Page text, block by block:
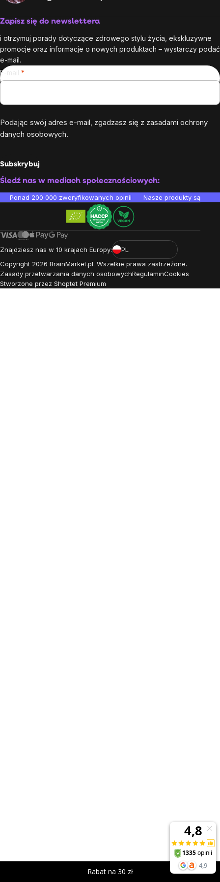
Zapisz się do newslettera
i otrzymuj porady dotyczące zdrowego stylu życia, ekskluzywne
promocje oraz informacje o nowych produktach – wystarczy podać
e-mail.
E-mail
Podając swój adres e-mail, zgadzasz się z zasadami ochrony
danych osobowych.
Subskrybuj
Śledź nas w mediach społecznościowych:
Ponad 200 000 zweryfikowanych opinii Nasze produkty są
Znajdziesz nas w 10 krajach Europy:
PL
Copyright 2026 BrainMarket.pl. Wszelkie prawa zastrzeżone.
Zasady przetwarzania danych osobowychRegulaminCookies
Stworzone przez Shoptet Premium
Rabat na 30 zł